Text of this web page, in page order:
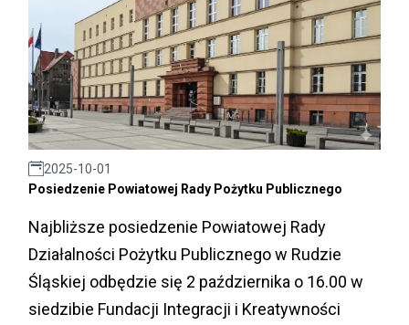
2025-10-01
Posiedzenie Powiatowej Rady Pożytku Publicznego
Najbliższe posiedzenie Powiatowej Rady
Działalności Pożytku Publicznego w Rudzie
Śląskiej odbędzie się 2 października o 16.00 w
siedzibie Fundacji Integracji i Kreatywności